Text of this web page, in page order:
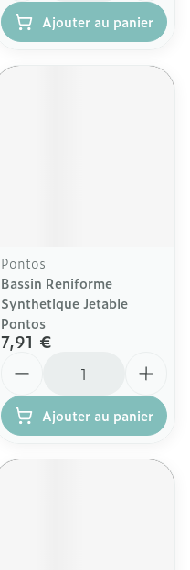
Ajouter au panier
Pontos
Bassin Reniforme
Synthetique Jetable
Pontos
7,91 €
Ajouter au panier